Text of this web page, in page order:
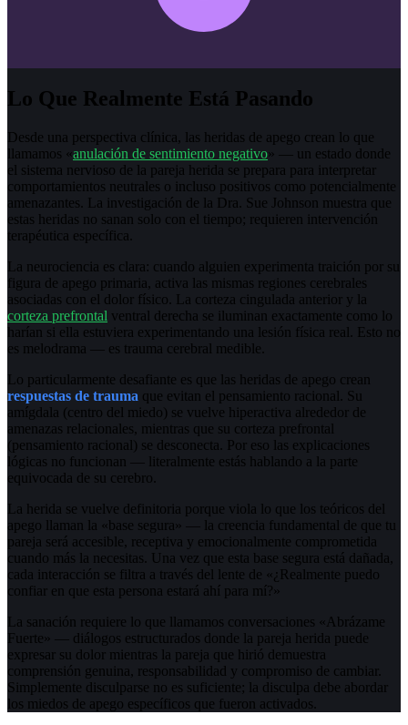
Lo Que Realmente Está Pasando
Desde una perspectiva clínica, las heridas de apego crean lo que
llamamos «anulación de sentimiento negativo» — un estado donde
el sistema nervioso de la pareja herida se prepara para interpretar
comportamientos neutrales o incluso positivos como potencialmente
amenazantes. La investigación de la Dra. Sue Johnson muestra que
estas heridas no sanan solo con el tiempo; requieren intervención
terapéutica específica.
La neurociencia es clara: cuando alguien experimenta traición por su
figura de apego primaria, activa las mismas regiones cerebrales
asociadas con el dolor físico. La corteza cingulada anterior y la
corteza prefrontal ventral derecha se iluminan exactamente como lo
harían si ella estuviera experimentando una lesión física real. Esto no
es melodrama — es trauma cerebral medible.
Lo particularmente desafiante es que las heridas de apego crean
respuestas de trauma que evitan el pensamiento racional. Su
amígdala (centro del miedo) se vuelve hiperactiva alrededor de
amenazas relacionales, mientras que su corteza prefrontal
(pensamiento racional) se desconecta. Por eso las explicaciones
lógicas no funcionan — literalmente estás hablando a la parte
equivocada de su cerebro.
La herida se vuelve definitoria porque viola lo que los teóricos del
apego llaman la «base segura» — la creencia fundamental de que tu
pareja será accesible, receptiva y emocionalmente comprometida
cuando más la necesitas. Una vez que esta base segura está dañada,
cada interacción se filtra a través del lente de «¿Realmente puedo
confiar en que esta persona estará ahí para mí?»
La sanación requiere lo que llamamos conversaciones «Abrázame
Fuerte» — diálogos estructurados donde la pareja herida puede
expresar su dolor mientras la pareja que hirió demuestra
comprensión genuina, responsabilidad y compromiso de cambiar.
Simplemente disculparse no es suficiente; la disculpa debe abordar
los miedos de apego específicos que fueron activados.